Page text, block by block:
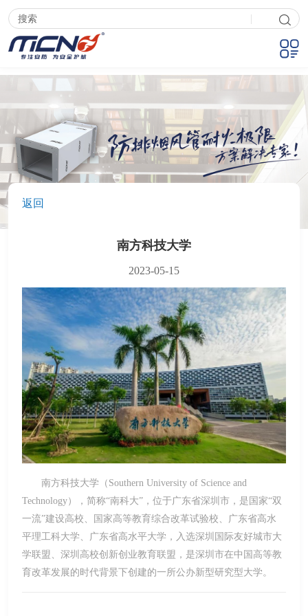
|
返回
南方科技大学
2023-05-15
南方科技大学（Southern University of Science and
Technology），简称“南科大”，位于广东省深圳市，是国家“双
一流”建设高校、国家高等教育综合改革试验校、广东省高水
平理工科大学、广东省高水平大学，入选深圳国际友好城市大
学联盟、深圳高校创新创业教育联盟，是深圳市在中国高等教
育改革发展的时代背景下创建的一所公办新型研究型大学。